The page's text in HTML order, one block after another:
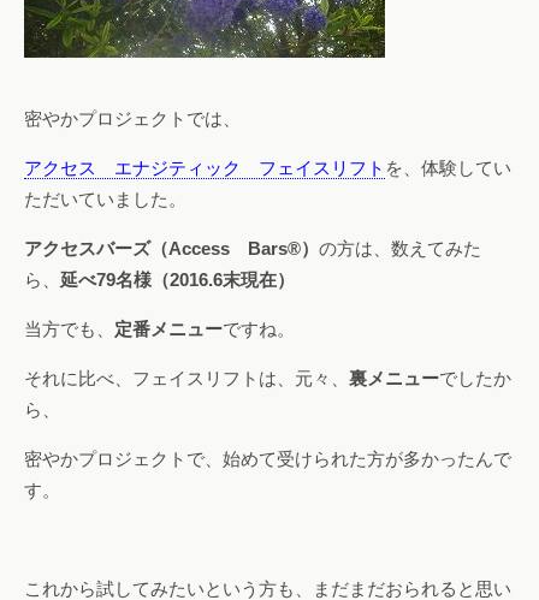
密やかプロジェクトでは、
アクセス エナジティック フェイスリフト を、体験してい
ただいていました。
アクセスバーズ（Access Bars®） の方は、数えてみた
ら、 延べ79名様（2016.6末現在）
当方でも、 定番メニューですね。
それに比べ、フェイスリフトは、元々、 裏メニューでしたか
ら、
密やかプロジェクトで、始めて受けられた方が多かったんで
す。
これから試してみたいという方も、まだまだおられると思い